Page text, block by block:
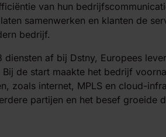
van hun
samenwerken en klanten de
bedrijf.
diensten af bij Dstny, Europees
de start maakte het bedrijf
zoals internet, MPLS en cloud-
partijen en het besef groeide